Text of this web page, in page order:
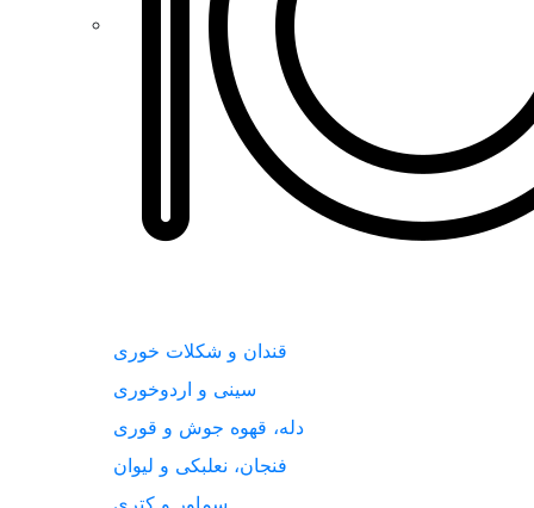
قندان و شکلات خوری
سینی و اردوخوری
دله، قهوه جوش و قوری
فنجان، نعلبکی و لیوان
سماور و کتری